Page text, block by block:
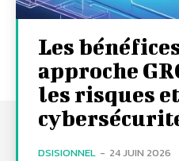
Les
approche
les risques
DSISIONNEL - 24 JUIN 2026